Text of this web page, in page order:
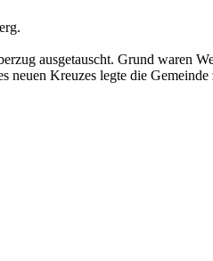
ausgetauscht. Grund waren
Kreuzes legte die